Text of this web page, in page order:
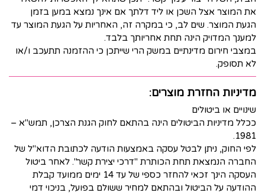
את המוצר אצל השכן או ליד דלתך אם אינך נמצא במען בזמן
הגעת המוצר. שים לב, כי במקרה זה, האחריות על הגעת המוצר עד
למענך המדויק הינה תחת אחריותך בלבד.
במצבי חירום מדינתיים במשק הרי שייתכן כי ההזמנה תתעכב ו/או
לא תסופק.
מדיניות החזרת מוצרים:
שינויים או ביטולים
ככלל מדיניות הביטולים הינה בהתאם לחוק הגנת הצרכן, תמש"א –
1981.
לפי החוק, ניתן לבטל עסקה באמצעות הודעה לכתובת הדוא"ל של
החברה הנמצאת תחת הכותרת "דרכי יצירת קשר". לאחר ביטול
העסקה הינך זכאי להחזר כספי של עד 14 ימים ממועד קבלת
ההודעה על הביטול ובהתאם למחיר ששולם בפועל, בניכוי דמי